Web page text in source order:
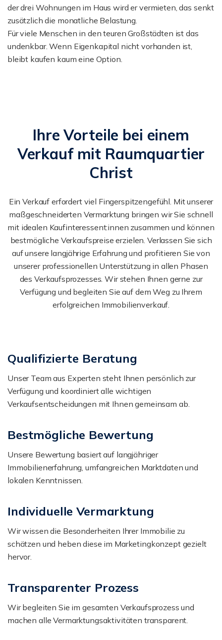
der drei Wohnungen im Haus wird er vermieten, das senkt
zusätzlich die monatliche Belastung.
Für viele Menschen in den teuren Großstädten ist das
undenkbar. Wenn Eigenkapital nicht vorhanden ist,
bleibt kaufen kaum eine Option.
Ihre Vorteile bei einem
Verkauf mit Raumquartier
Christ
Ein Verkauf erfordert viel Fingerspitzengefühl. Mit unserer
maßgeschneiderten Vermarktung bringen wir Sie schnell
mit idealen Kaufinteressent:innen zusammen und können
bestmögliche Verkaufspreise erzielen. Verlassen Sie sich
auf unsere langjährige Erfahrung und profitieren Sie von
unserer professionellen Unterstützung in allen Phasen
des Verkaufsprozesses. Wir stehen Ihnen gerne zur
Verfügung und begleiten Sie auf dem Weg zu Ihrem
erfolgreichen Immobilienverkauf.
Qualifizierte Beratung
Unser Team aus Experten steht Ihnen persönlich zur
Verfügung und koordiniert alle wichtigen
Verkaufsentscheidungen mit Ihnen gemeinsam ab.
Bestmögliche Bewertung
Unsere Bewertung basiert auf langjähriger
Immobilienerfahrung, umfangreichen Marktdaten und
lokalen Kenntnissen.
Individuelle Vermarktung
Wir wissen die Besonderheiten Ihrer Immobilie zu
schätzen und heben diese im Marketingkonzept gezielt
hervor.
Transparenter Prozess
Wir begleiten Sie im gesamten Verkaufsprozess und
machen alle Vermarktungsaktivitäten transparent.